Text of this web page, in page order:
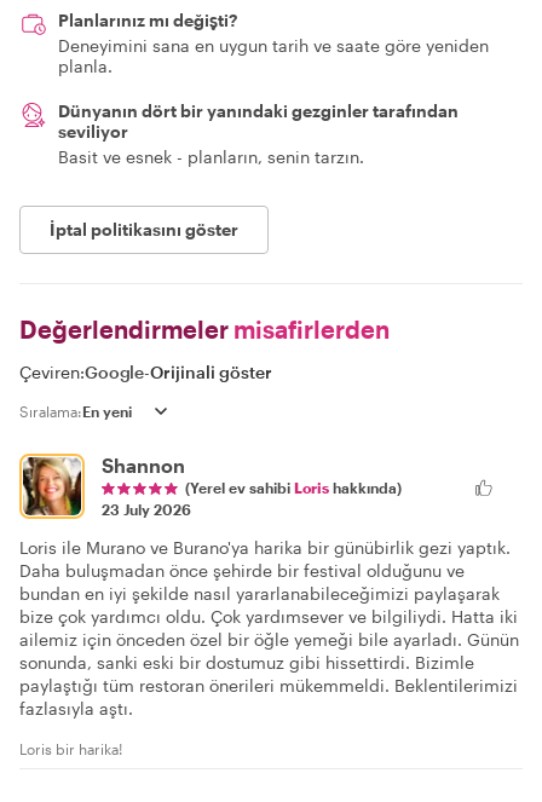
Planlarınız mı değişti?
Deneyimini sana en uygun tarih ve saate göre yeniden
planla.
Dünyanın dört bir yanındaki gezginler tarafından
seviliyor
Basit ve esnek - planların, senin tarzın.
İptal politikasını göster
Değerlendirmeler misafirlerden
Çeviren:Google-Orijinali göster
Sıralama:
Shannon
(Yerel ev sahibi Loris hakkında)
23 July 2026
Loris ile Murano ve Burano'ya harika bir günübirlik gezi yaptık.
Daha buluşmadan önce şehirde bir festival olduğunu ve
bundan en iyi şekilde nasıl yararlanabileceğimizi paylaşarak
bize çok yardımcı oldu. Çok yardımsever ve bilgiliydi. Hatta iki
ailemiz için önceden özel bir öğle yemeği bile ayarladı. Günün
sonunda, sanki eski bir dostumuz gibi hissettirdi. Bizimle
paylaştığı tüm restoran önerileri mükemmeldi. Beklentilerimizi
fazlasıyla aştı.
Loris bir harika!